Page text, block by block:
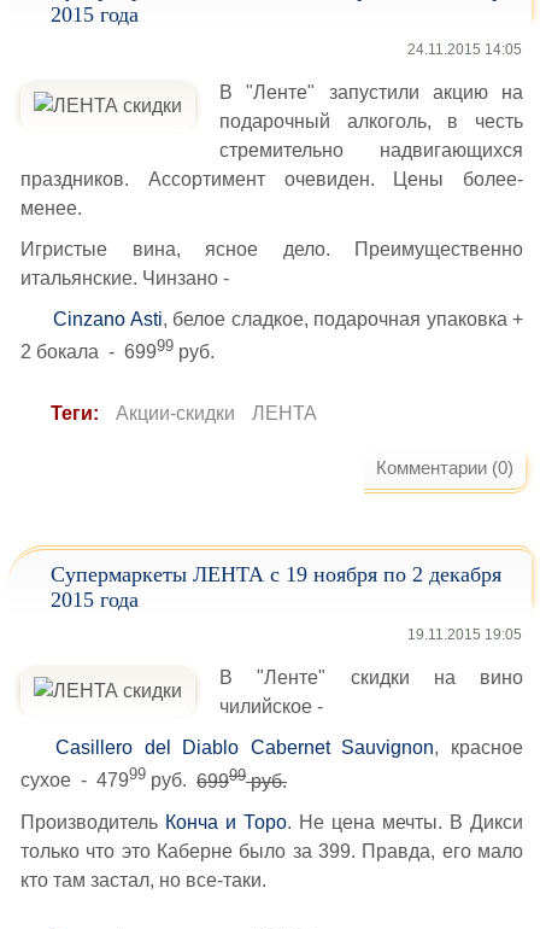
2015 года
24.11.2015 14:05
В "Ленте" запустили акцию на
подарочный алкоголь, в честь
стремительно надвигающихся
праздников. Ассортимент очевиден. Цены более-
менее.
Игристые вина, ясное дело. Преимущественно
итальянские. Чинзано -
Cinzano Asti, белое сладкое, подарочная упаковка +
2 бокала - 69999 руб.
Теги: Акции-скидки ЛЕНТА
Комментарии (0)
Супермаркеты ЛЕНТА с 19 ноября по 2 декабря
2015 года
19.11.2015 19:05
В "Ленте" скидки на вино
чилийское -
Casillero del Diablo Cabernet Sauvignon, красное
сухое - 47999 руб. 69999руб.
Производитель Конча и Торо. Не цена мечты. В Дикси
только что это Каберне было за 399. Правда, его мало
кто там застал, но все-таки.